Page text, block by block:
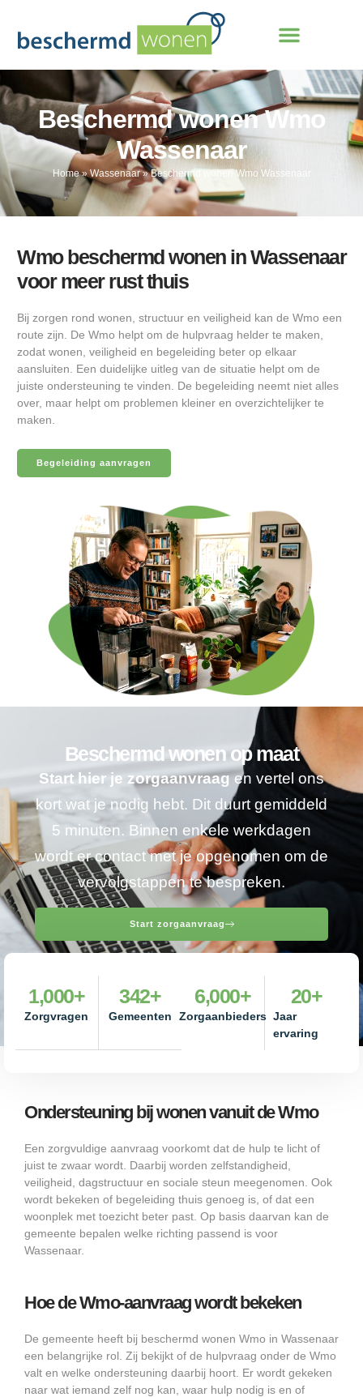
Beschermd wonen Wmo
Wassenaar
Home»Wassenaar»Beschermd wonen Wmo Wassenaar
Wmo beschermd wonen in Wassenaar
voor meer rust thuis
Bij zorgen rond wonen, structuur en veiligheid kan de Wmo een
route zijn. De Wmo helpt om de hulpvraag helder te maken,
zodat wonen, veiligheid en begeleiding beter op elkaar
aansluiten. Een duidelijke uitleg van de situatie helpt om de
juiste ondersteuning te vinden. De begeleiding neemt niet alles
over, maar helpt om problemen kleiner en overzichtelijker te
maken.
Begeleiding aanvragen
Beschermd wonen op maat
Start hier je zorgaanvraagen vertel ons
kort wat je nodig hebt. Dit duurt gemiddeld
5 minuten. Binnen enkele werkdagen
wordt er contact met je opgenomen om de
vervolgstappen te bespreken.
Start zorgaanvraag
Zorgvragen
1,000+
Gemeenten
342+
Zorgaanbieders
6,000+
Jaar
ervaring
20+
Ondersteuning bij wonen vanuit de Wmo
Een zorgvuldige aanvraag voorkomt dat de hulp te licht of
juist te zwaar wordt. Daarbij worden zelfstandigheid,
veiligheid, dagstructuur en sociale steun meegenomen. Ook
wordt bekeken of begeleiding thuis genoeg is, of dat een
woonplek met toezicht beter past. Op basis daarvan kan de
gemeente bepalen welke richting passend is voor
Wassenaar.
Hoe de Wmo-aanvraag wordt bekeken
De gemeente heeft bij beschermd wonen Wmo in Wassenaar
een belangrijke rol. Zij bekijkt of de hulpvraag onder de Wmo
valt en welke ondersteuning daarbij hoort. Er wordt gekeken
naar wat iemand zelf nog kan, waar hulp nodig is en of